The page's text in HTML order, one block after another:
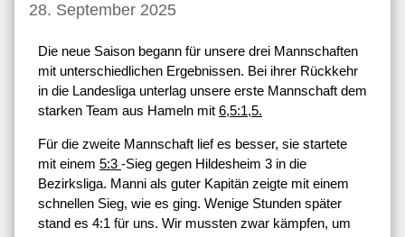
28. September 2025
Die neue Saison begann für unsere drei Mannschaften
mit unterschiedlichen Ergebnissen. Bei ihrer Rückkehr
in die Landesliga unterlag unsere erste Mannschaft dem
starken Team aus Hameln mit 6,5:1,5.
Für die zweite Mannschaft lief es besser, sie startete
mit einem 5:3 -Sieg gegen Hildesheim 3 in die
Bezirksliga. Manni als guter Kapitän zeigte mit einem
schnellen Sieg, wie es ging. Wenige Stunden später
stand es 4:1 für uns. Wir mussten zwar kämpfen, um